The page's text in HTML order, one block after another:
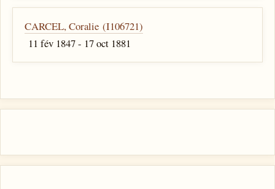
CARCEL, Coralie (I106721)
11 fév 1847 - 17 oct 1881